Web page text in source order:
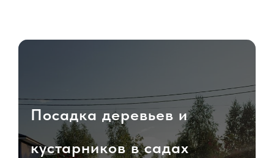
Посадка деревьев и
кустарников в садах